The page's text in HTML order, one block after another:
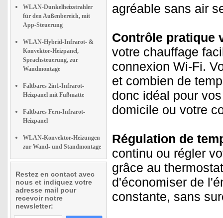
WLAN-Dunkelheizstrahler
für den Außenbereich, mit
App-Steuerung
WLAN-Hybrid-Infrarot- &
Konvektor-Heizpanel,
Sprachsteuerung, zur
Wandmontage
Faltbares 2in1-Infrarot-
Heizpanel mit Fußmatte
Faltbares Fern-Infrarot-
Heizpanel
WLAN-Konvektor-Heizungen
zur Wand- und Standmontage
Restez en contact avec
nous et indiquez votre
adresse mail pour
recevoir notre
newsletter:
agréable sans air
Contrôle pratique
votre chauffage
connexion Wi-Fi.
et combien de
donc idéal pour
domicile ou votre
Régulation de
continu ou régler
grâce au
d'économiser de
constante, sans